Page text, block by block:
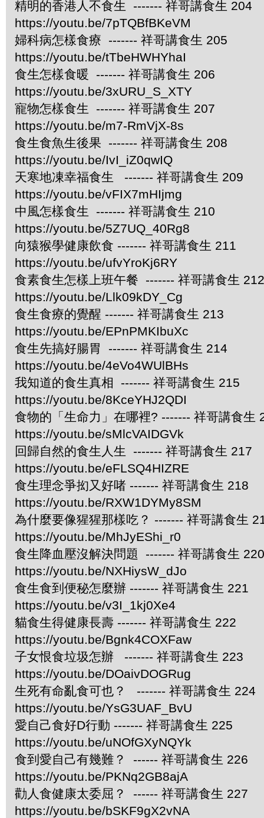
精明的香港人不食生 ------- 祥哥講食生 204
https://youtu.be/7pTQBfBKeVM
婦科病怎樣食療 ------- 祥哥講食生 205
https://youtu.be/tTbeHWHYhaI
食生怎樣食暖 ------- 祥哥講食生 206
https://youtu.be/3xURU_S_XTY
寵物怎樣食生 ------- 祥哥講食生 207
https://youtu.be/m7-RmVjX-8s
食生食魚生後果 ------- 祥哥講食生 208
https://youtu.be/IvI_iZ0qwIQ
天寒地凍幸福食生 ------- 祥哥講食生 209
https://youtu.be/vFIX7mHIjmg
中風怎樣食生 ------- 祥哥講食生 210
https://youtu.be/5Z7UQ_40Rg8
向猿猴學健康飲食 ------- 祥哥講食生 211
https://youtu.be/ufvYroKj6RY
食素食生怎樣上班午餐 ------- 祥哥講食生 212
https://youtu.be/Llk09kDY_Cg
食生食療的覺醒 ------- 祥哥講食生 213
https://youtu.be/EPnPMKIbuXc
食生先搞好腸胃 ------- 祥哥講食生 214
https://youtu.be/4eVo4WUlBHs
我知道的食生真相 ------- 祥哥講食生 215
https://youtu.be/8KceYHJ2QDI
食物的「生命力」在哪裡? ------- 祥哥講食生
https://youtu.be/sMlcVAIDGVk
回歸自然的食生人生 ------- 祥哥講食生 217
https://youtu.be/eFLSQ4HIZRE
食生理念爭抝又好啫 ------- 祥哥講食生 218
https://youtu.be/RXW1DYMy8SM
為什麼要像猩猩那樣吃？ ------- 祥哥講食生
https://youtu.be/MhJyEShi_r0
食生降血壓沒解決問題 ------- 祥哥講食生 220
https://youtu.be/NXHiysW_dJo
食生食到便秘怎麼辦 ------- 祥哥講食生 221
https://youtu.be/v3I_1kj0Xe4
貓食生得健康長壽 ------- 祥哥講食生 222
https://youtu.be/Bgnk4COXFaw
子女恨食垃圾怎辦 ------- 祥哥講食生 223
https://youtu.be/DOaivDOGRug
生死有命亂食可也？ ------- 祥哥講食生 224
https://youtu.be/YsG3UAF_BvU
愛自己食好D行動 ------- 祥哥講食生 225
https://youtu.be/uNOfGXyNQYk
食到愛自己有幾難？ ------ 祥哥講食生 226
https://youtu.be/PKNq2GB8ajA
勸人食健康太委屈？ ------ 祥哥講食生 227
https://youtu.be/bSKF9gX2vNA